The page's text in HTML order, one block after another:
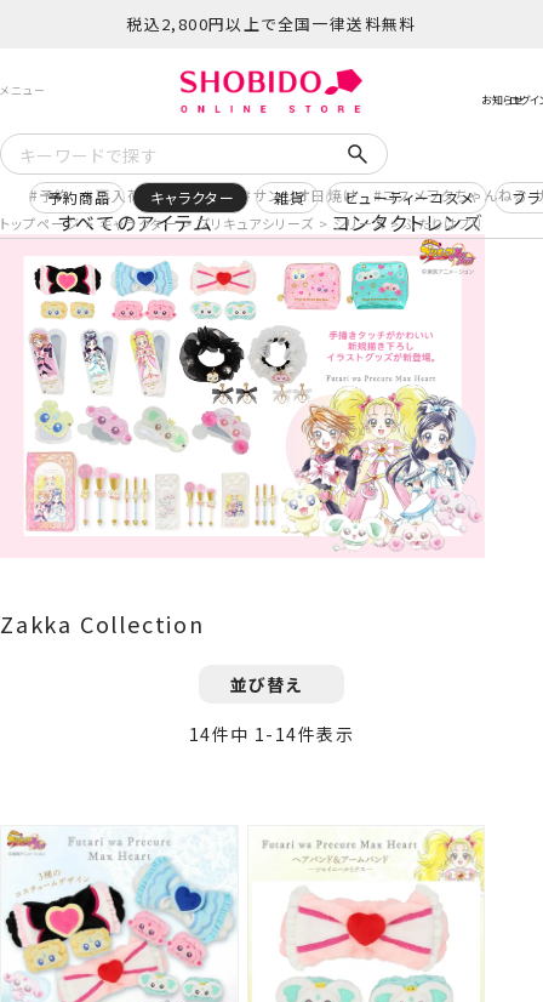
税込2,800円以上で全国一律送料無料
予約 再入荷 ヒロアカ サンリオ日焼け コスメヲタちゃんねる
すべてのアイテム コンタクトレンズ
予約商品 キャラクター 雑貨 ビューティーコスメ ブ
トップページ キャラクター プリキュアシリーズ シリーズ ふたりはプリキュア
Zakka Collection
並び替え
14件中 1 - 14件表示